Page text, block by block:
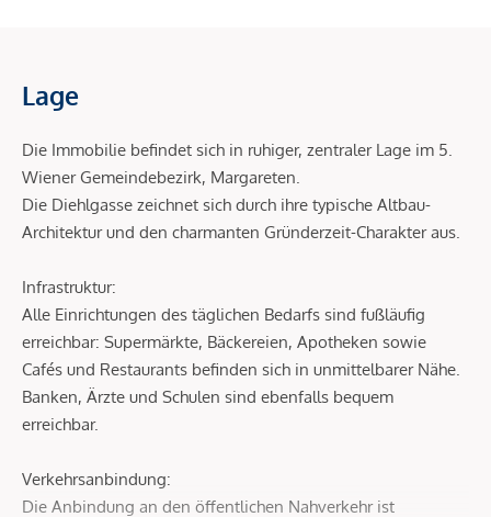
Lage
Die Immobilie befindet sich in ruhiger, zentraler Lage im 5.
Wiener Gemeindebezirk, Margareten.
Die Diehlgasse zeichnet sich durch ihre typische Altbau-
Architektur und den charmanten Gründerzeit-Charakter aus.
Infrastruktur:
Alle Einrichtungen des täglichen Bedarfs sind fußläufig
erreichbar: Supermärkte, Bäckereien, Apotheken sowie
Cafés und Restaurants befinden sich in unmittelbarer Nähe.
Banken, Ärzte und Schulen sind ebenfalls bequem
erreichbar.
Verkehrsanbindung:
Die Anbindung an den öffentlichen Nahverkehr ist